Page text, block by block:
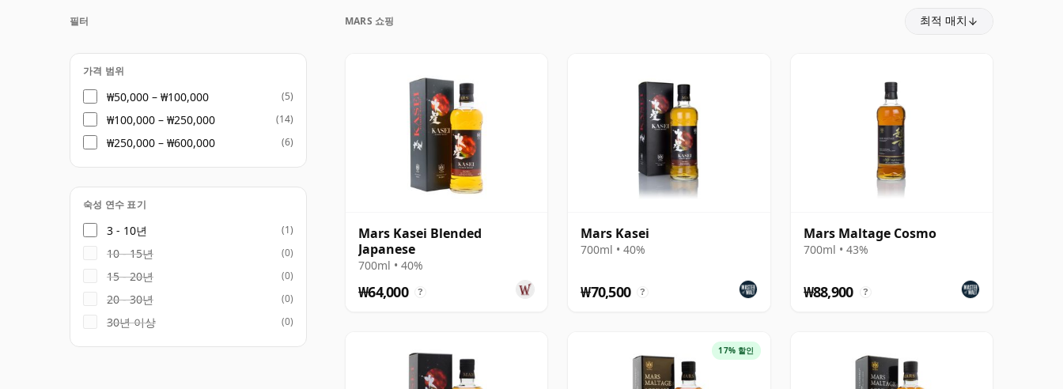
(Tsunuki)가 그 두 곳입니다. 이 두 증류소의 대조적인 환경은 브랜드 정체성의 핵심을 이룹니다. 코마
가타케에서는 고산 기후가 보다 깔끔하고 우아한 스타일을 만들어내는 반면, 쓰누키에서는 따뜻한 남
부 기후가 더욱 풍부하고 묵직한 특성을 더해줍니다.
라인업에는 코마가타케와 쓰누키 이름을 내건 싱글 몰트와 함께, 이와이(Iwai), 이와이 트래디션(Iwai
Tradition), Mars Maltage 표현들과 같은 블렌디드 위스키가 포함됩니다. 일부 병입 제품은 현행 업
계 기준에 따른 순수 일본 위스키인 반면, 다른 제품들은 역사적으로 수입 몰트를 사용해온 경우도 있
으므로, 제품별로 라벨 표기와 구성 성분을 꼼꼼히 확인하는 것이 좋습니다.
Mars는 일본 위스키 업계에서 가장 개성 있는 브랜드 중 하나로, 산토리(Suntory)나 닛카(Nikka)만큼
세계적인 인지도를 갖추고 있지는 않지만 위스키 애호가들 사이에서 높은 평가를 받고 있습니다.
Mars만의 개성은 지역적 대비, 세심한 숙성 과정, 그리고 하나의 고정된 하우스 스타일에 얽매이지
않고 일본 위스키의 다양한 면모를 보여주고자 하는 의지에서 비롯됩니다.
MARS 쇼핑 최적 매치
Mars Kasei Blended
Japanese
700ml • 40%
₩64,000 ?
Mars Kasei
700ml • 40%
₩70,500 ?
Mars Maltage Cosmo
700ml • 43%
₩88,900 ?
17% 할인
필터
가격 범위
₩50,000 – ₩100,000 (5)
₩100,000 – ₩250,000 (14)
₩250,000 – ₩600,000 (6)
숙성 연수 표기
3 - 10년 (1)
10 - 15년 (0)
15 - 20년 (0)
20 - 30년 (0)
30년 이상 (0)